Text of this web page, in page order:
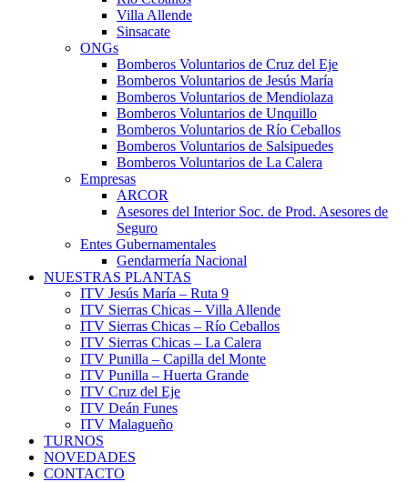
Villa Allende
Sinsacate
ONGs
Bomberos Voluntarios de Cruz del Eje
Bomberos Voluntarios de Jesús María
Bomberos Voluntarios de Mendiolaza
Bomberos Voluntarios de Unquillo
Bomberos Voluntarios de Río Ceballos
Bomberos Voluntarios de Salsipuedes
Bomberos Voluntarios de La Calera
Empresas
ARCOR
Asesores del Interior Soc. de Prod. Asesores de
Seguro
Entes Gubernamentales
Gendarmería Nacional
NUESTRAS PLANTAS
ITV Jesús María – Ruta 9
ITV Sierras Chicas – Villa Allende
ITV Sierras Chicas – Río Ceballos
ITV Sierras Chicas – La Calera
ITV Punilla – Capilla del Monte
ITV Punilla – Huerta Grande
ITV Cruz del Eje
ITV Deán Funes
ITV Malagueño
TURNOS
NOVEDADES
CONTACTO